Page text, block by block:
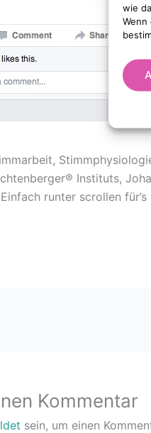
wie
Instituts,
runter scrollen
Kommentar
sein, um einen